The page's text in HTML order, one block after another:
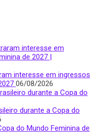
interesse em ingressos
06/08/2026
durante a Copa do